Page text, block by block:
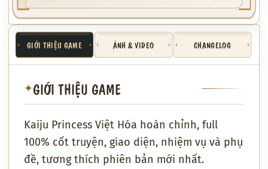
GIỚI THIỆU GAME ẢNH & VIDEO CHANGELOG
✦GIỚI THIỆU GAME
Kaiju Princess Việt Hóa hoàn chỉnh, full
100% cốt truyện, giao diện, nhiệm vụ và phụ
đề, tương thích phiên bản mới nhất.